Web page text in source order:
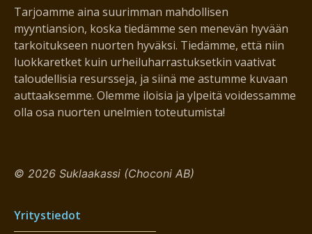
Tarjoamme aina suurimman mahdollisen
myyntiansion, koska tiedämme sen menevän hyvään
tarkoitukseen nuorten hyväksi. Tiedämme, että niin
luokkaretket kuin urheiluharrastuksetkin vaativat
taloudellisia resursseja, ja siinä me astumme kuvaan
auttaaksemme. Olemme iloisia ja ylpeitä voidessamme
olla osa nuorten unelmien toteutumista!
© 2026 Suklaakassi (Choconi AB)
Yritystiedot